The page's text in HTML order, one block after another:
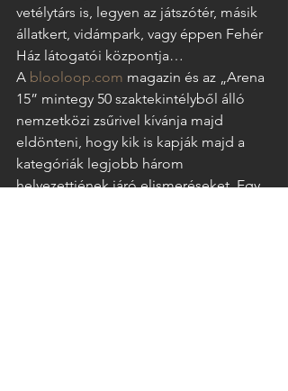
vetélytárs is, legyen az játszótér, másik
állatkert, vidámpark, vagy éppen Fehér
Ház látogatói központja…
A blooloop.com magazin és az „Arena
15” mintegy 50 szaktekintélyből álló
nemzetközi zsűrivel kívánja majd
eldönteni, hogy kik is kapják majd a
kategóriák legjobb három
helyezettjének járó elismeréseket. Egy